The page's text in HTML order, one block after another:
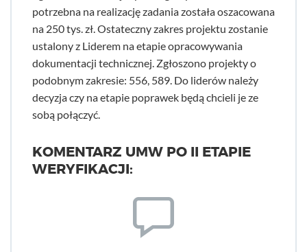
potrzebna na realizację zadania została oszacowana
na 250 tys. zł. Ostateczny zakres projektu zostanie
ustalony z Liderem na etapie opracowywania
dokumentacji technicznej. Zgłoszono projekty o
podobnym zakresie: 556, 589. Do liderów należy
decyzja czy na etapie poprawek będą chcieli je ze
sobą połączyć.
KOMENTARZ UMW PO II ETAPIE
WERYFIKACJI: